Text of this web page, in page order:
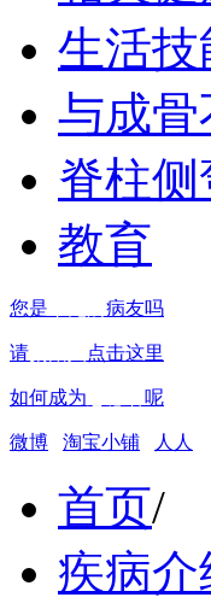
生活技
与成
脊柱
教育
您是 病友吗
请 点击这里
如何成为 呢
微博 淘宝小铺 人人
首页/
疾病介